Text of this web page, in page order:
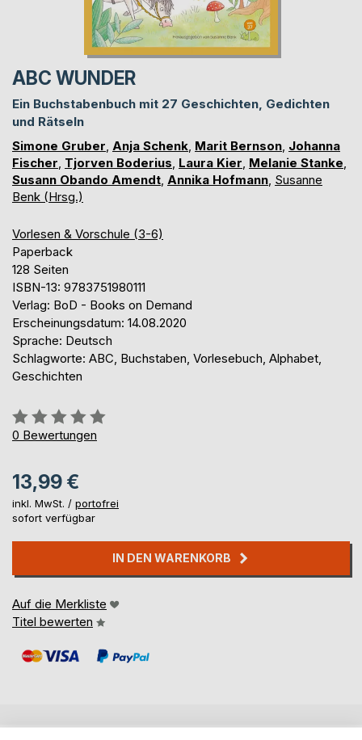
ABC WUNDER
Ein Buchstabenbuch mit 27 Geschichten, Gedichten
und Rätseln
Simone Gruber, Anja Schenk, Marit Bernson, Johanna
Fischer, Tjorven Boderius, Laura Kier, Melanie Stanke,
Susann Obando Amendt, Annika Hofmann, Susanne
Benk (Hrsg.)
Vorlesen & Vorschule (3-6)
Paperback
128 Seiten
ISBN-13: 9783751980111
Verlag: BoD - Books on Demand
Erscheinungsdatum: 14.08.2020
Sprache: Deutsch
Schlagworte: ABC, Buchstaben, Vorlesebuch, Alphabet,
Geschichten
Bewertung::
0%
0 Bewertungen
13,99 €
inkl. MwSt. / portofrei
sofort verfügbar
IN DEN WARENKORB
Auf die Merkliste
Titel bewerten